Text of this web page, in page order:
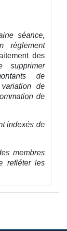
séance,
règlement
des
supprimer
de
de
de
indexés de
membres
refléter les